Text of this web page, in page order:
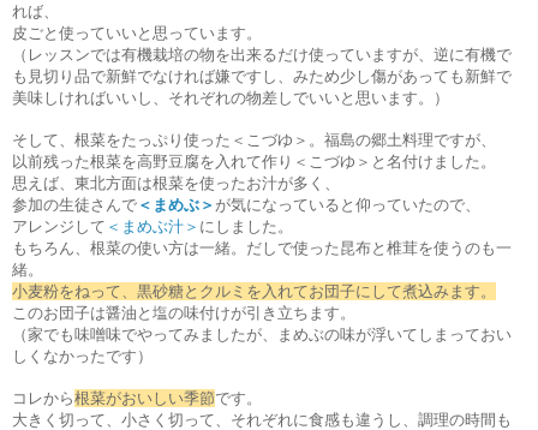
れば、
皮ごと使っていいと思っています。
（レッスンでは有機栽培の物を出来るだけ使っていますが、逆に有機で
も見切り品で新鮮でなければ嫌ですし、みため少し傷があっても新鮮で
美味しければいいし、それぞれの物差しでいいと思います。）
そして、根菜をたっぷり使った＜こづゆ＞。福島の郷土料理ですが、
以前残った根菜を高野豆腐を入れて作り＜こづゆ＞と名付けました。
思えば、東北方面は根菜を使ったお汁が多く、
参加の生徒さんで ＜まめぶ＞ が気になっていると仰っていたので、
アレンジして ＜まめぶ汁＞ にしました。
もちろん、根菜の使い方は一緒。だしで使った昆布と椎茸を使うのも一
緒。
小麦粉をねって、黒砂糖とクルミを入れてお団子にして煮込みます。
このお団子は醤油と塩の味付けが引き立ちます。
（家でも味噌味でやってみましたが、まめぶの味が浮いてしまっておい
しくなかったです）
コレから根菜がおいしい季節です。
大きく切って、小さく切って、それぞれに食感も違うし、調理の時間も